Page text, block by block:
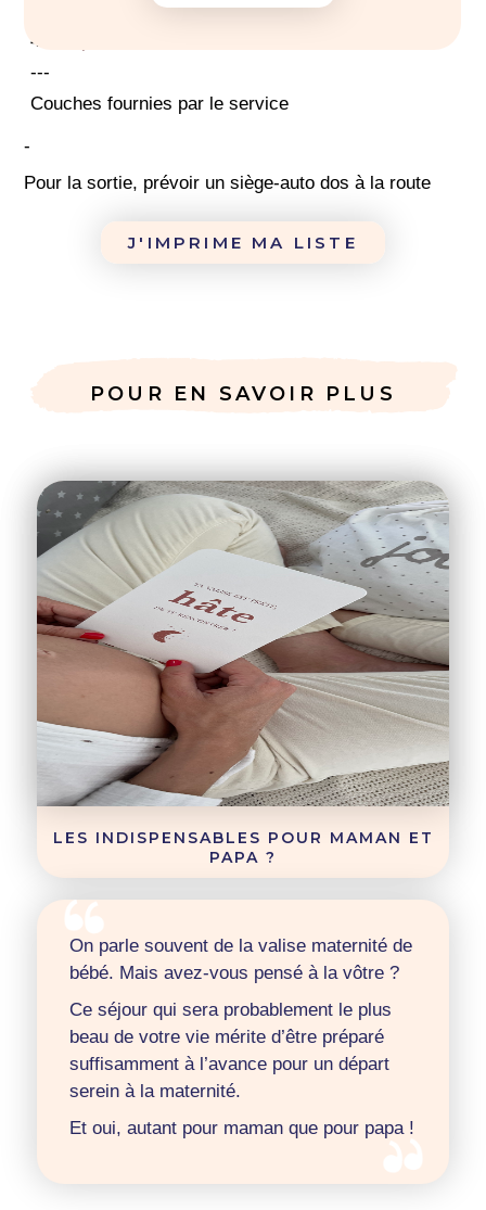
4-5
---
Couches fournies par le service
-
Pour la sortie, prévoir un siège-auto dos à la route
J'IMPRIME MA LISTE
POUR EN SAVOIR PLUS
LES INDISPENSABLES POUR MAMAN ET
PAPA ?
On parle souvent de la valise maternité de
bébé. Mais avez-vous pensé à la vôtre ?
Ce séjour qui sera probablement le plus
beau de votre vie mérite d’être préparé
suffisamment à l’avance pour un départ
serein à la maternité.
Et oui, autant pour maman que pour papa !